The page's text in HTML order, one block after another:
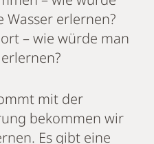
erlernen?
– wie würde man
mit der
bekommen wir
Es gibt eine